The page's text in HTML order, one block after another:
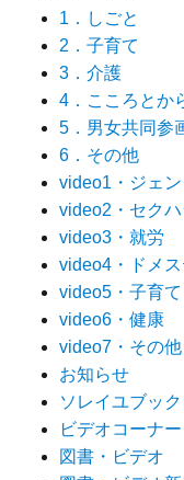
1．しごと
2．子育て
3．介護
4．こころとか
5．男女共同参
6．その他
video1・ジェ
video2・セクハ
video3・就労
video4・ドメ
video5・子育て
video6・健康
video7・その他
お知らせ
ソレイユブッ
ビデオコーナー
図書・ビデオ